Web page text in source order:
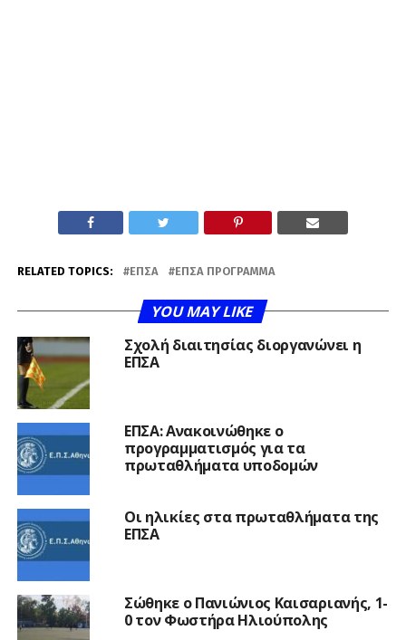
RELATED TOPICS: ΕΠΣΑ ΕΠΣΑ ΠΡΟΓΡΑΜΜΑ
YOU MAY LIKE
Σχολή διαιτησίας διοργανώνει η
ΕΠΣΑ
ΕΠΣΑ: Ανακοινώθηκε ο
προγραμματισμός για τα
πρωταθλήματα υποδομών
Οι ηλικίες στα πρωταθλήματα της
ΕΠΣΑ
Σώθηκε ο Πανιώνιος Καισαριανής, 1-
0 τον Φωστήρα Ηλιούπολης